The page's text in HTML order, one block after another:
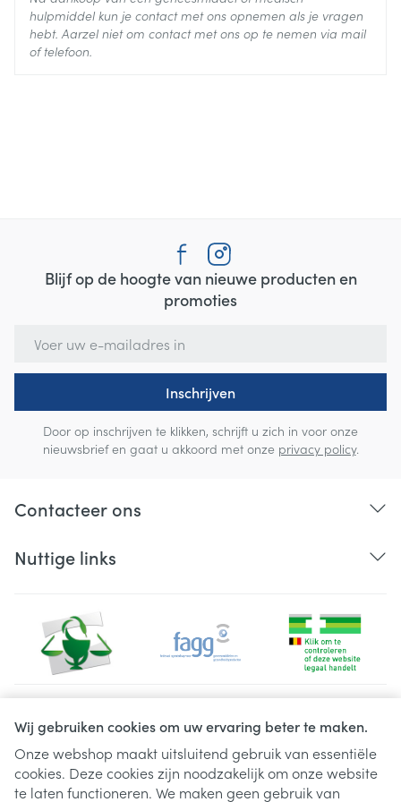
Wij gebruiken cookies om uw ervaring beter te maken.
Onze webshop maakt uitsluitend gebruik van essentiële
cookies. Deze cookies zijn noodzakelijk om onze website
te laten functioneren. We maken geen gebruik van
hulpmiddel kun je contact met ons opnemen als je vragen
hebt. Aarzel niet om contact met ons op te nemen via mail
of telefoon.
Blijf op de hoogte van nieuwe producten en
promoties
Inschrijven
Door op inschrijven te klikken, schrijft u zich in voor onze
nieuwsbrief en gaat u akkoord met onze privacy policy.
Contacteer ons
Nuttige links
Juridische links